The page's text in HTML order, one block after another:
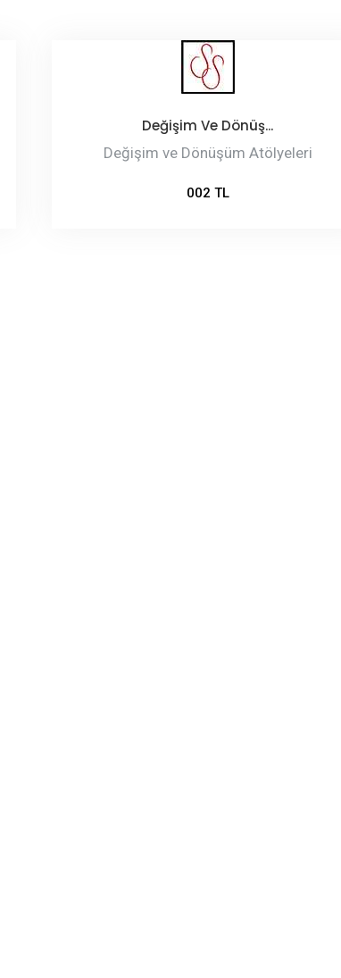
Değişim Ve Dönüş...
Değişim ve Dönüşüm Atölyeleri
002 TL